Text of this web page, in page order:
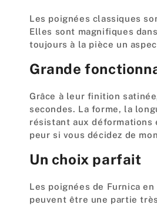
Les poignées classiques
Elles sont magnifiques
toujours à la pièce un
Grande
Grâce à leur finition
secondes. La forme, la
résistant aux déformations
peur si vous décidez de
Un choix parfait
Les poignées de Furnica
peuvent être une partie